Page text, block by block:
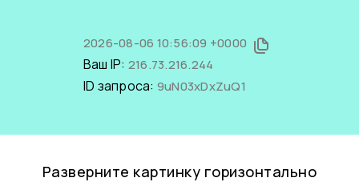
2026-08-06 10:56:09 +0000
Ваш IP: 216.73.216.244
ID запроса: 9uN03xDxZuQ1
Разверните картинку горизонтально